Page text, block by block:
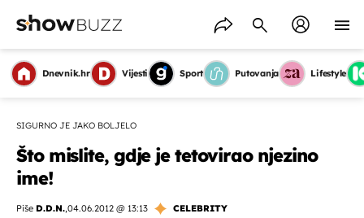
Dnevnik.hr Vijesti Sport Putovanja Lifestyle
SIGURNO JE JAKO BOLJELO
Što mislite, gdje je tetovirao njezino
ime!
Piše D.D.N.,04.06.2012 @ 13:13
CELEBRITY